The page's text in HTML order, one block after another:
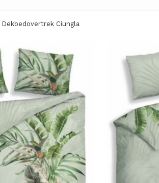
Dekbedovertrek Ciungla